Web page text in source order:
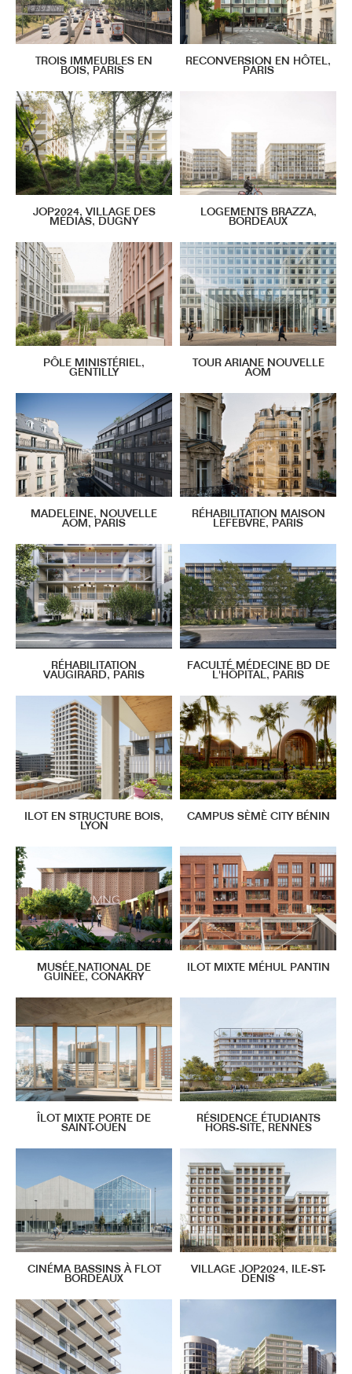
TROIS IMMEUBLES EN
BOIS, PARIS
RECONVERSION EN HÔTEL,
PARIS
JOP2024, VILLAGE DES
MÉDIAS, DUGNY
LOGEMENTS BRAZZA,
BORDEAUX
PÔLE MINISTÉRIEL,
GENTILLY
TOUR ARIANE NOUVELLE
AOM
MADELEINE, NOUVELLE
AOM, PARIS
RÉHABILITATION MAISON
LEFEBVRE, PARIS
RÉHABILITATION
VAUGIRARD, PARIS
FACULTÉ MÉDECINE BD DE
L'HÔPITAL, PARIS
ILOT EN STRUCTURE BOIS,
LYON
CAMPUS SÈMÈ CITY BÉNIN
MUSÉE NATIONAL DE
GUINÉE, CONAKRY
ILOT MIXTE MÉHUL PANTIN
ÎLOT MIXTE PORTE DE
SAINT-OUEN
RÉSIDENCE ÉTUDIANTS
HORS-SITE, RENNES
CINÉMA BASSINS À FLOT
BORDEAUX
VILLAGE JOP2024, ILE-ST-
DENIS